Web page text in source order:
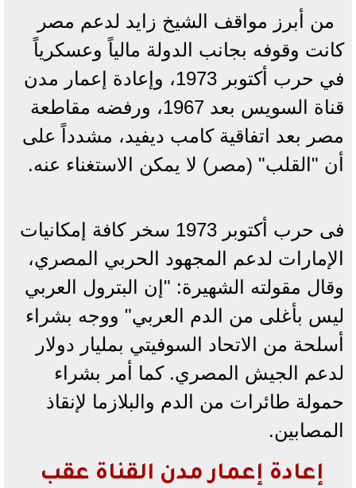
من أبرز مواقف الشيخ زايد لدعم مصر
كانت وقوفه بجانب الدولة مالياً وعسكرياً
في حرب أكتوبر 1973، وإعادة إعمار مدن
قناة السويس بعد 1967، ورفضه مقاطعة
مصر بعد اتفاقية كامب ديفيد، مشدداً على
أن "القلب" (مصر) لا يمكن الاستغناء عنه.
فى حرب أكتوبر 1973 سخر كافة إمكانيات
الإمارات لدعم المجهود الحربي المصري،
وقال مقولته الشهيرة: "إن البترول العربي
ليس بأغلى من الدم العربي" ووجه بشراء
أسلحة من الاتحاد السوفيتي بمليار دولار
لدعم الجيش المصري. كما أمر بشراء
حمولة طائرات من الدم والبلازما لإنقاذ
المصابين.
إعادة إعمار مدن القناة عقب